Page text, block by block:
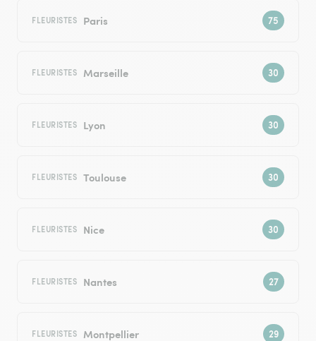
FLEURISTES Paris
FLEURISTES Marseille
FLEURISTES Lyon
FLEURISTES Toulouse
FLEURISTES Nice
FLEURISTES Nantes
FLEURISTES Montpellier